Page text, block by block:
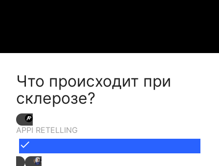
Что происходит при
склерозе?
APPI RETELLING
done